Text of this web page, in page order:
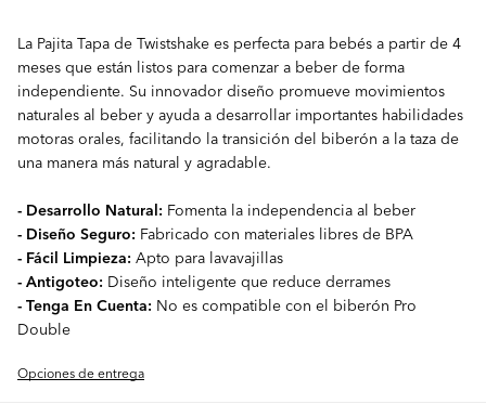
La Pajita Tapa de Twistshake es perfecta para bebés a partir de 4
meses que están listos para comenzar a beber de forma
independiente. Su innovador diseño promueve movimientos
naturales al beber y ayuda a desarrollar importantes habilidades
motoras orales, facilitando la transición del biberón a la taza de
una manera más natural y agradable.
- Desarrollo Natural: Fomenta la independencia al beber
- Diseño Seguro: Fabricado con materiales libres de BPA
- Fácil Limpieza: Apto para lavavajillas
- Antigoteo: Diseño inteligente que reduce derrames
- Tenga En Cuenta: No es compatible con el biberón Pro
Double
Opciones de entrega